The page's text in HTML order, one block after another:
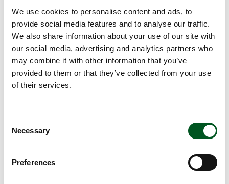
We use cookies to personalise content and ads, to
provide social media features and to analyse our traffic.
We also share information about your use of our site with
our social media, advertising and analytics partners who
may combine it with other information that you’ve
provided to them or that they’ve collected from your use
of their services.
Selection
Necessary
Preferences
Vorreiterrolle auf diesem Gebiet ausbauen.
Das Klimaschutz-Tool ermöglicht es allen
Landwirten – von Teilzeit- bis zu großen
Produktionsbetrieben – die aktuelle Klimawirkung
ihres Betriebs zu ermitteln sowie mögliche
Verbesserungsmaßnahmen zu bewerten.
Fakten
Landwirten, die aktuelle Klimawirkung ihres Betriebs zu
ermitteln sowie mögliche Verbesserungsmaßnahmen zu
bewerten.
Abonnement angeboten sowie laufend weiterentwickelt,